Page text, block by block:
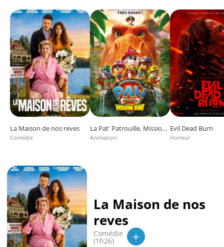
La Maison de nos reves
Comédie
La Pat' Patrouille, Mission Dino
Animation
Evil Dead Burn
Horreur
La Maison de nos
reves
Comédie
(1h26) +